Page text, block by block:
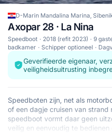
D-Marin Mandalina Marina,
Axopar 28 · La Nina
Speedboot 2018 (refit 2023) 9
badkamer
Schipper optioneel
Geverifieerde eigenaar,
veiligheidsuitrusting
Speedboten zijn, net als
of een dagje cruisen van
speedboot vormt daar geen
veilig en eenvoudig te